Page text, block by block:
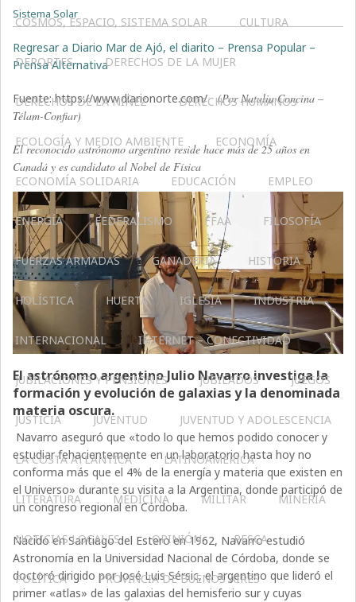
COSMOS, ESPACIO, SISTEMA SOLAR CULTURA
DEPORTES DERECHOS DE LA MUJER
DERECHOS DE LA NIÑEZ DERECHOS HUMANOS
ECOLOGÍA Y MEDIO AMBIENTE ECONOMÍA
ECONOMÍA SOLIDARIA EDUCACIÓN EMPLEO
ENERGÍA FEDERALISMO FFAA FILOSOFÍA
FUERZAS ARMADAS GANADERIA HISTORIA
HOLÍSTICA HUERTA IGLESIA INDUSTRIA
INTERNACIONAL INTERNET – CONECTIVIDAD
JUBILACIONES Y PENSIONES JUBILADOS JUEGOS
JUSTICIA JUVENTUD JUVENTUD Y ADOLESCENCIA
LA COSTA ATLÁNTICA LATINOAMERICA
LITERATURA MEDICINA MILITAR MINERIA
NOTICIAS LOCALES OPINIÓN PESCA
POLÍTICA PROVINCIA DE BUENOS AIRES
Sistema Solar
Regresar a Diario Mar de Ajó, el diarito – Prensa Popular –
Prensa Alternativa
Fuente: https://www.diarionorte.com/(Por Natalia Concina –
Télam-Confiar)
El reconocido astrónomo argentino reside hace más de 25 años en
Canadá y es candidato al Nobel de Física
El astrónomo argentino Julio Navarro investiga la
formación y evolución de galaxias y la denominada
materia oscura.
Navarro aseguró que «todo lo que hemos podido conocer y
estudiar fehacientemente en un laboratorio hasta hoy no
conforma más que el 4% de la energía y materia que existen en
el Universo» durante su visita a la Argentina, donde participó de
un congreso regional en Córdoba.
Nacido en Santiago del Estero en 1962, Navarro estudió
Astronomía en la Universidad Nacional de Córdoba, donde se
doctoró dirigido por José Luis Sérsic, el argentino que lideró el
primer «atlas» de las galaxias del hemisferio sur y cuyas